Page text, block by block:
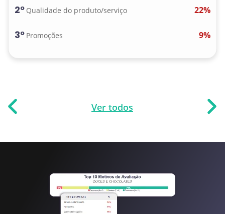
2º Qualidade do produto/serviço 22%
3º Promoções 9%
Ver todos